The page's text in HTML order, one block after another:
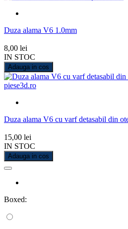
Duza alama V6 1.0mm
8,00 lei
IN STOC
Adauga in cos
Duza alama V6 cu varf detasabil din
15,00 lei
IN STOC
Adauga in cos
Boxed: